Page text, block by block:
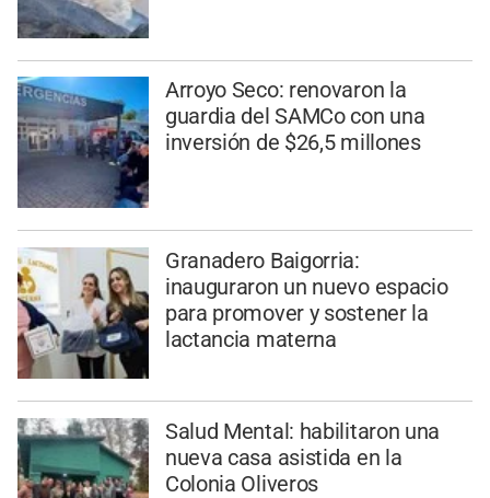
Arroyo Seco: renovaron la
guardia del SAMCo con una
inversión de $26,5 millones
Granadero Baigorria:
inauguraron un nuevo espacio
para promover y sostener la
lactancia materna
Salud Mental: habilitaron una
nueva casa asistida en la
Colonia Oliveros